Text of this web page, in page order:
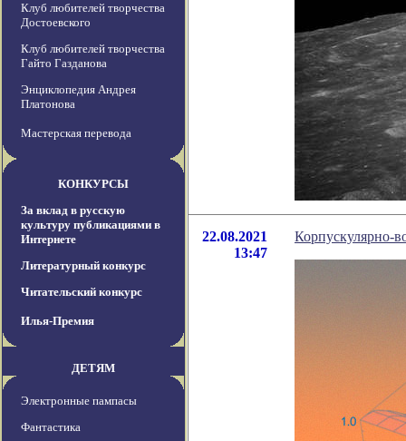
Клуб любителей творчества
Достоевского
Клуб любителей творчества
Гайто Газданова
Энциклопедия Андрея
Платонова
Мастерская перевода
КОНКУРСЫ
За вклад в русскую
культуру публикациями в
Интернете
Литературный конкурс
Читательский конкурс
Илья-Премия
ДЕТЯМ
Электронные пампасы
Фантастика
22.08.2021
13:47
Корпускулярно-